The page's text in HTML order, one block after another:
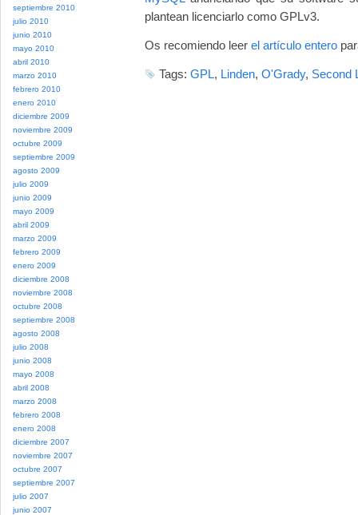
septiembre 2010
julio 2010
junio 2010
mayo 2010
abril 2010
marzo 2010
febrero 2010
enero 2010
diciembre 2009
noviembre 2009
octubre 2009
septiembre 2009
agosto 2009
julio 2009
junio 2009
mayo 2009
abril 2009
marzo 2009
febrero 2009
enero 2009
diciembre 2008
noviembre 2008
octubre 2008
septiembre 2008
agosto 2008
julio 2008
junio 2008
mayo 2008
abril 2008
marzo 2008
febrero 2008
enero 2008
diciembre 2007
noviembre 2007
octubre 2007
septiembre 2007
julio 2007
junio 2007
plantean licenciarlo como GPLv3.
Os recomiendo leer el artículo entero
Tags: GPL, Linden, O'Grady, Second